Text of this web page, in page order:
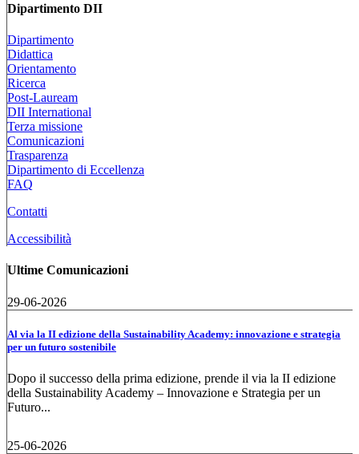
Dipartimento DII
Dipartimento
Didattica
Orientamento
Ricerca
Post-Lauream
DII International
Terza missione
Comunicazioni
Trasparenza
Dipartimento di Eccellenza
FAQ
Contatti
Accessibilità
Ultime Comunicazioni
29-06-2026
Al via la II edizione della Sustainability Academy: innovazione e strategia
per un futuro sostenibile
Dopo il successo della prima edizione, prende il via la II edizione
della Sustainability Academy – Innovazione e Strategia per un
Futuro...
25-06-2026